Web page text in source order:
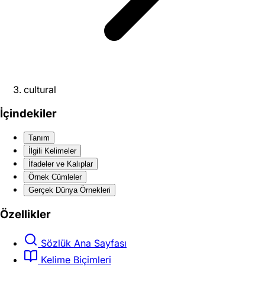
cultural
İçindekiler
Tanım
İlgili Kelimeler
İfadeler ve Kalıplar
Örnek Cümleler
Gerçek Dünya Örnekleri
Özellikler
Sözlük Ana Sayfası
Kelime Biçimleri